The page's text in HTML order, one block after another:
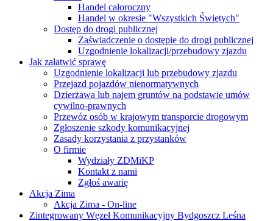
Handel całoroczny
Handel w okresie "Wszystkich Świętych"
Dostęp do drogi publicznej
Zaświadczenie o dostępie do drogi publicznej
Uzgodnienie lokalizacji/przebudowy zjazdu
Jak załatwić sprawę
Uzgodnienie lokalizacji lub przebudowy zjazdu
Przejazd pojazdów nienormatywnych
Dzierżawa lub najem gruntów na podstawie umów
cywilno-prawnych
Przewóz osób w krajowym transporcie drogowym
Zgłoszenie szkody komunikacyjnej
Zasady korzystania z przystanków
O firmie
Wydziały ZDMiKP
Kontakt z nami
Zgłoś awarię
Akcja Zima
Akcja Zima - On-line
Zintegrowany Węzeł Komunikacyjny Bydgoszcz Leśna